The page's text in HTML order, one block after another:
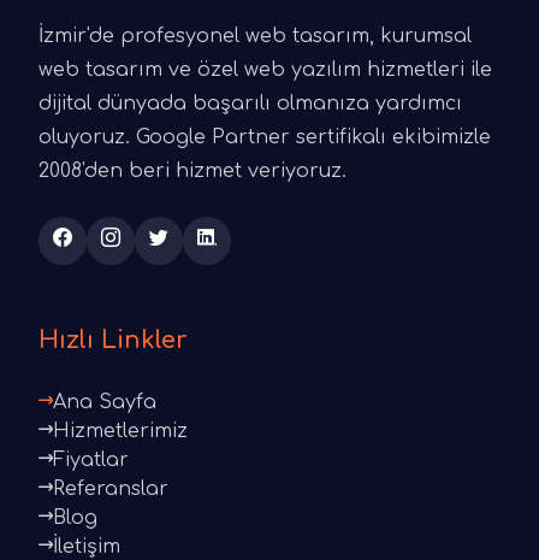
İzmir'de profesyonel web tasarım, kurumsal
web tasarım ve özel web yazılım hizmetleri ile
dijital dünyada başarılı olmanıza yardımcı
oluyoruz. Google Partner sertifikalı ekibimizle
2008'den beri hizmet veriyoruz.
Hızlı Linkler
Ana Sayfa
Hizmetlerimiz
Fiyatlar
Referanslar
Blog
İletişim